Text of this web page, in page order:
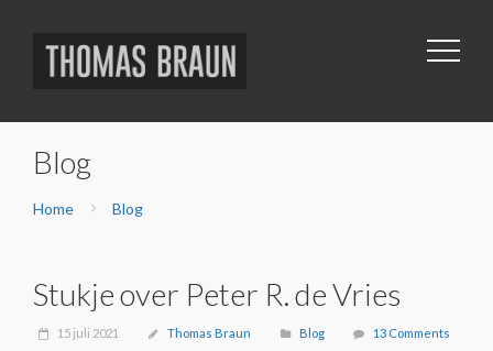
Blog
Home Blog
Stukje over Peter R. de Vries
15 juli 2021 Thomas Braun Blog 13 Comments